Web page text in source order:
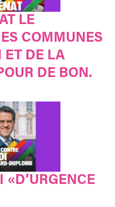
LE
COMMUNES
ET DE LA
DE BON.
«D’URGENCE